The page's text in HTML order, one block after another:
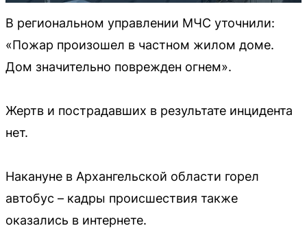
В региональном управлении МЧС уточнили:
«Пожар произошел в частном жилом доме.
Дом значительно поврежден огнем».
Жертв и пострадавших в результате инцидента
нет.
Накануне в Архангельской области горел
автобус – кадры происшествия также
оказались в интернете.